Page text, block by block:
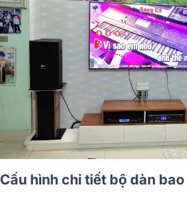
Cấu hình chi tiết bộ dàn